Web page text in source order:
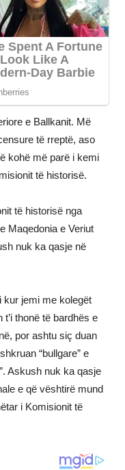
e Ballkanit. Më
të rreptë, aso
kohë më parë i kemi
të historisë.
të historisë nga
Maqedonia e Veriut
nuk ka qasje në
kur jemi me kolegët
thonë të bardhës e
por ashtu siç duan
“bullgare” e
Askush nuk ka qasje
e që vështirë mund
i Komisionit të